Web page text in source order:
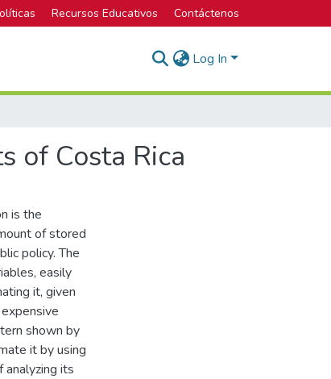
Recursos Educativos Contáctenos
Log In
of Costa Rica
is the
of stored
policy. The
easily
it, given
shown by
it by using
its